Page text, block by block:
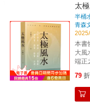
用。
年新
氣學
《龍
以
運
太
半桶
青森
本書
大風
端正
自通
穴而
界
79 折